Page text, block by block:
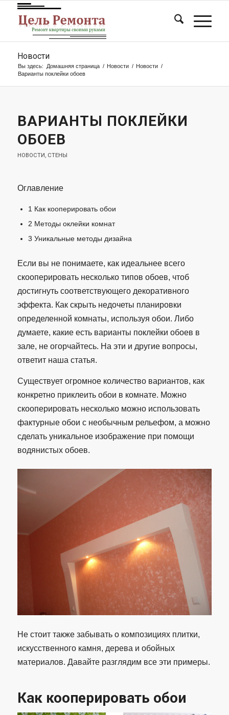
Новости
Вы здесь: Домашняя страница / Новости / Новости /
Варианты поклейки обоев
ВАРИАНТЫ ПОКЛЕЙКИ
ОБОЕВ
НОВОСТИ, СТЕНЫ
Оглавление
1 Как кооперировать обои
2 Методы оклейки комнат
3 Уникальные методы дизайна
Если вы не понимаете, как идеальнее всего
скооперировать несколько типов обоев, чтоб
достигнуть соответствующего декоративного
эффекта. Как скрыть недочеты планировки
определенной комнаты, используя обои. Либо
думаете, какие есть варианты поклейки обоев в
зале, не огорчайтесь. На эти и другие вопросы,
ответит наша статья.
Существует огромное количество вариантов, как
конкретно приклеить обои в комнате. Можно
скооперировать несколько можно использовать
фактурные обои с необычным рельефом, а можно
сделать уникальное изображение при помощи
водянистых обоев.
Не стоит также забывать о композициях плитки,
искусственного камня, дерева и обойных
материалов. Давайте разглядим все эти примеры.
Как кооперировать обои